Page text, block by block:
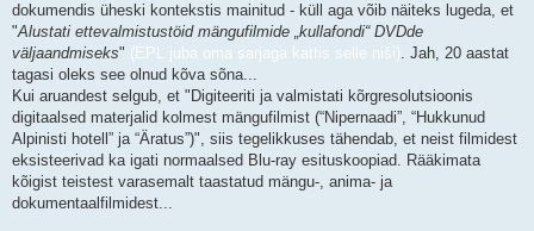
dokumendis üheski kontekstis mainitud - küll aga võib näiteks lugeda, et
"Alustati ettevalmistustöid mängufilmide „kullafondi“ DVDde
väljaandmiseks" (EPL juba oma sarjaga kattis selle niši). Jah, 20 aastat
tagasi oleks see olnud kõva sõna...
Kui aruandest selgub, et "Digiteeriti ja valmistati kõrgresolutsioonis
digitaalsed materjalid kolmest mängufilmist (“Nipernaadi”, “Hukkunud
Alpinisti hotell” ja “Äratus”)", siis tegelikkuses tähendab, et neist filmidest
eksisteerivad ka igati normaalsed Blu-ray esituskoopiad. Rääkimata
kõigist teistest varasemalt taastatud mängu-, anima- ja
dokumentaalfilmidest...